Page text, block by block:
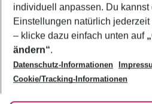
Footer navigation
Über uns
AGB
Bestpreisgarantie
Cookie-Einstellungen ändern
Cookie-Richtlinie
Agenturbetreuung
Barrierefreies Reisen
Folge uns
individuell anpassen. Du
Einstellungen natürlich
– klicke dazu einfach unten auf
ändern“.
Datenschutz-Informationen
Cookie/Tracking-Informationen